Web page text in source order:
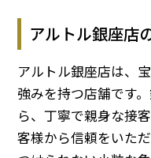
アルトル銀座店
アルトル銀座店は、
強みを持つ店舗です
ら、丁寧で親身な接
客様から信頼をいた